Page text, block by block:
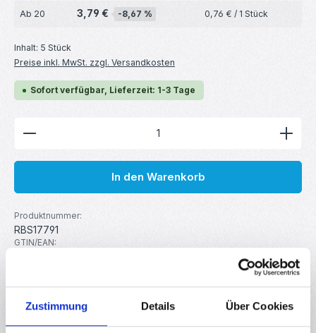
Zustimmung Details Über Cookies
Ab 20 3,79 € -8,67 % 0,76 € / 1 Stück
Inhalt: 5 Stück
Preise inkl. MwSt. zzgl. Versandkosten
Sofort verfügbar, Lieferzeit: 1-3 Tage
Produkt Anzahl: Gib den gewünschten Wert ein
In den Warenkorb
Produktnummer:
RBS17791
GTIN/EAN: